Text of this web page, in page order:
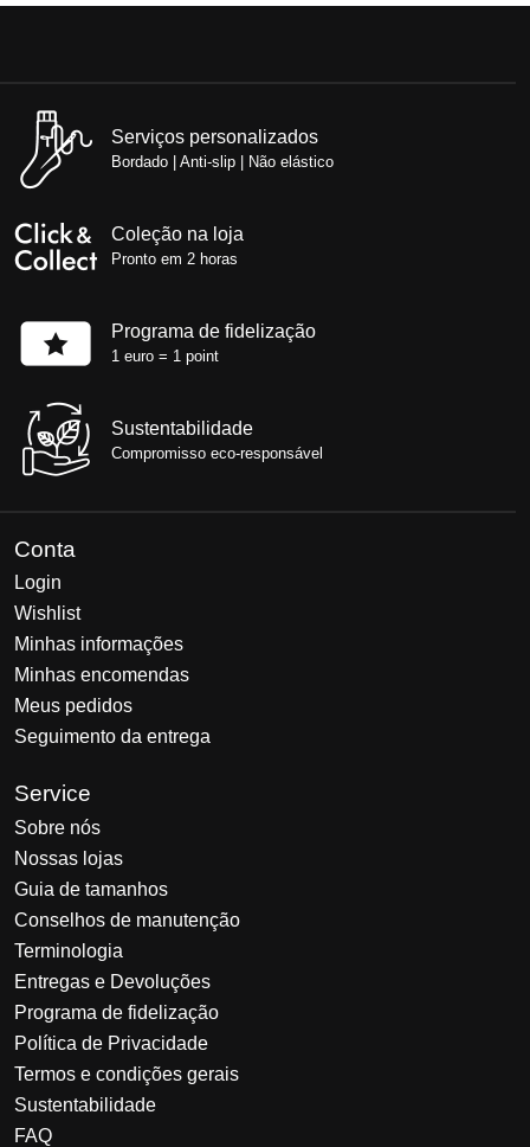
Serviços personalizados
Bordado | Anti-slip | Não elástico
Coleção na loja
Pronto em 2 horas
Programa de fidelização
1 euro = 1 point
Sustentabilidade
Compromisso eco-responsável
Conta
Login
Wishlist
Minhas informações
Minhas encomendas
Meus pedidos
Seguimento da entrega
Service
Sobre nós
Nossas lojas
Guia de tamanhos
Conselhos de manutenção
Terminologia
Entregas e Devoluções
Programa de fidelização
Política de Privacidade
Termos e condições gerais
Sustentabilidade
FAQ